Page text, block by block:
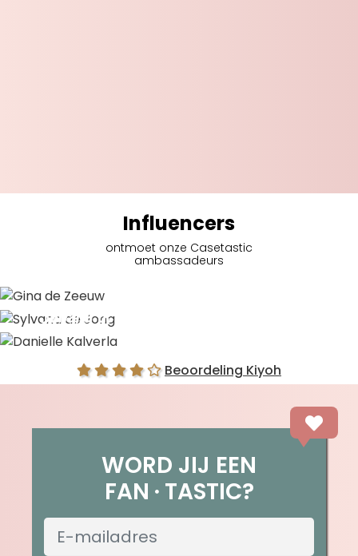
Influencers
ontmoet onze Casetastic
ambassadeurs
Sylvana de Jong
Beoordeling Kiyoh
WORD JIJ EEN
FAN TASTIC?